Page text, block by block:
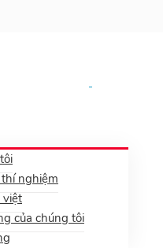
nghiệm
việt
của chúng tôi